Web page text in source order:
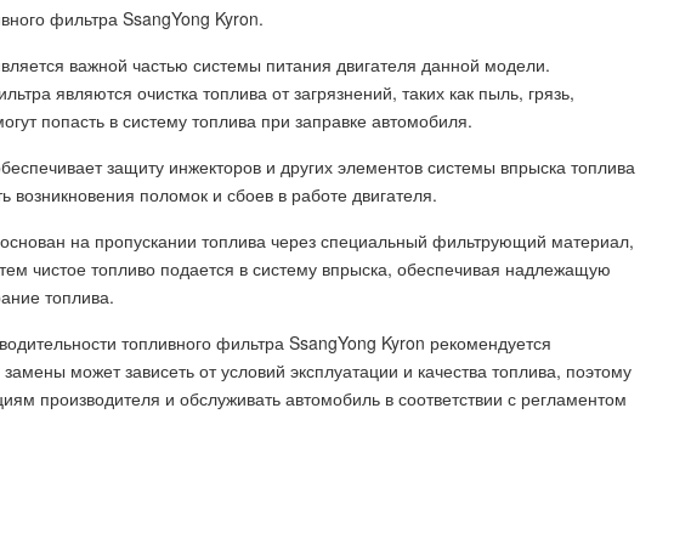
фильтра SsangYong Kyron.
важной частью системы питания двигателя данной модели.
являются очистка топлива от загрязнений, таких как пыль, грязь,
попасть в систему топлива при заправке автомобиля.
защиту инжекторов и других элементов системы впрыска топлива
возникновения поломок и сбоев в работе двигателя.
на пропускании топлива через специальный фильтрующий материал,
чистое топливо подается в систему впрыска, обеспечивая надлежащую
топлива.
топливного фильтра SsangYong Kyron рекомендуется
может зависеть от условий эксплуатации и качества топлива, поэтому
производителя и обслуживать автомобиль в соответствии с регламентом